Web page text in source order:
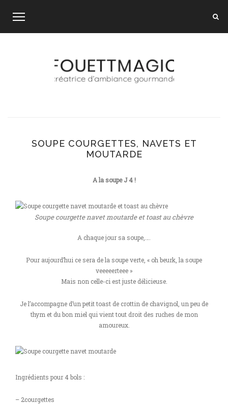
SOUPE COURGETTES, NAVETS ET
MOUTARDE
A la soupe J 4 !
Soupe courgette navet moutarde et toast au chèvre
A chaque jour sa soupe,….
Pour aujourd’hui ce sera de la soupe verte, « oh beurk, la soupe
veeeeerteee »
Mais non celle-ci est juste délicieuse.
Je l’accompagne d’un petit toast de crottin de chavignol, un peu de
thym et du bon miel qui vient tout droit des ruches de mon
amoureux.
Ingrédients pour 4 bols :
– 2courgettes